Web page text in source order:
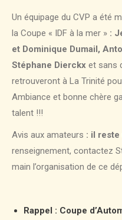
Un équipage du CVP a été
la Coupe « IDF à la mer » :
et Dominique Dumail,
Stéphane Dierckx et sans
retrouveront à La Trinité
Ambiance et bonne chère
talent !!!
Avis aux amateurs : il reste
renseignement, contactez
main l’organisation de ce
Rappel : Coupe